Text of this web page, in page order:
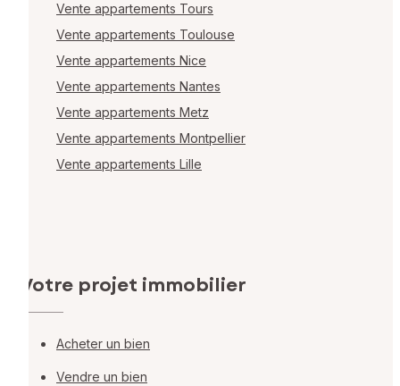
Vente appartements Tours
Vente appartements Toulouse
Vente appartements Nice
Vente appartements Nantes
Vente appartements Metz
Vente appartements Montpellier
Vente appartements Lille
Votre projet immobilier
Acheter un bien
Vendre un bien